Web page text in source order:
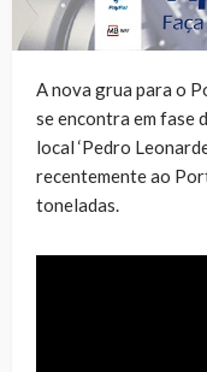
A nova grua para o
se encontra em fase
local ‘Pedro
recentemente ao
toneladas.